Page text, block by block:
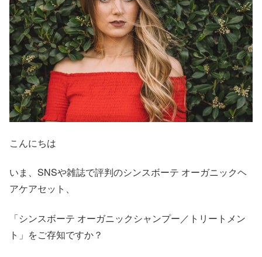
こんにちは
いま、SNSや雑誌で評判のシンスボーテ オーガニックヘ
アケアセット、
「シンスボーテ オーガニックシャンプー／トリートメン
ト」をご存知ですか？